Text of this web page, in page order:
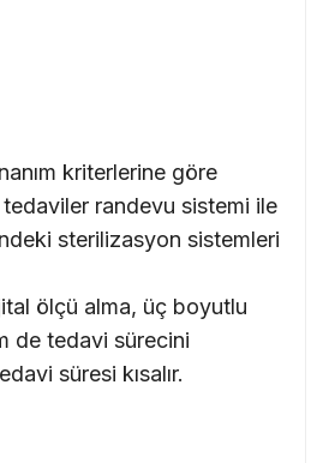
kriterlerine göre
randevu sistemi ile
sterilizasyon sistemleri
ölçü alma, üç boyutlu
de tedavi sürecini
süresi kısalır.